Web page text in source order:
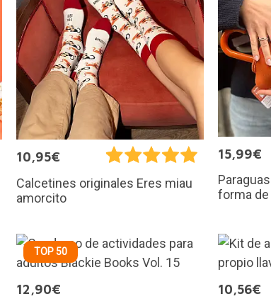
10,95€
Calcetines originales Eres miau
amorcito
15,99€
forma de
TOP 50
12,90€
10,56€